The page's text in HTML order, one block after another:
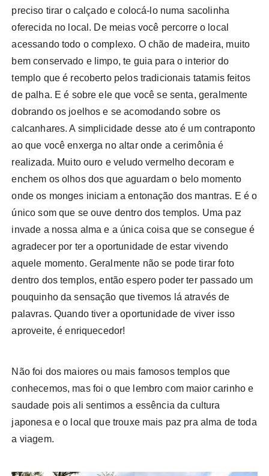
preciso tirar o calçado e colocá-lo numa sacolinha
oferecida no local. De meias você percorre o local
acessando todo o complexo. O chão de madeira, muito
bem conservado e limpo, te guia para o interior do
templo que é recoberto pelos tradicionais tatamis feitos
de palha. E é sobre ele que você se senta, geralmente
dobrando os joelhos e se acomodando sobre os
calcanhares. A simplicidade desse ato é um contraponto
ao que você enxerga no altar onde a cerimônia é
realizada. Muito ouro e veludo vermelho decoram e
enchem os olhos dos que aguardam o belo momento
onde os monges iniciam a entonação dos mantras. E é o
único som que se ouve dentro dos templos. Uma paz
invade a nossa alma e a única coisa que se consegue é
agradecer por ter a oportunidade de estar vivendo
aquele momento. Geralmente não se pode tirar foto
dentro dos templos, então espero poder ter passado um
pouquinho da sensação que tivemos lá através de
palavras. Quando tiver a oportunidade de viver isso
aproveite, é enriquecedor!
Não foi dos maiores ou mais famosos templos que
conhecemos, mas foi o que lembro com maior carinho e
saudade pois ali sentimos a essência da cultura
japonesa e o local que trouxe mais paz pra alma de toda
a viagem.